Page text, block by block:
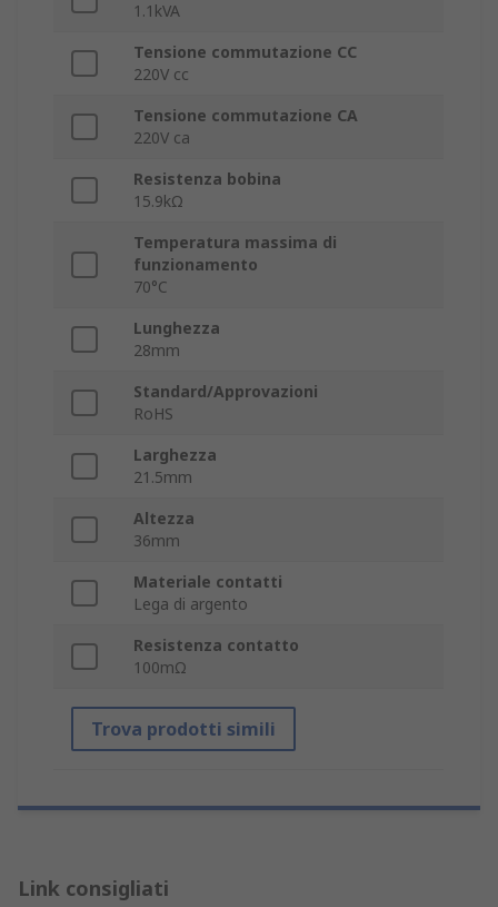
1.1kVA
Tensione commutazione CC
220V cc
Tensione commutazione CA
220V ca
Resistenza bobina
15.9kΩ
Temperatura massima di
funzionamento
70°C
Lunghezza
28mm
Standard/Approvazioni
RoHS
Larghezza
21.5mm
Altezza
36mm
Materiale contatti
Lega di argento
Resistenza contatto
100mΩ
Trova prodotti simili
Link consigliati